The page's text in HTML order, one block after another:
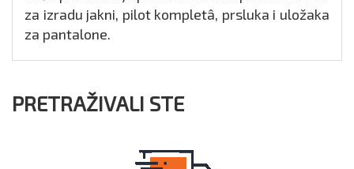
za izradu jakni, pilot kompletâ, prsluka i uložaka
za pantalone.
PRETRAŽIVALI STE